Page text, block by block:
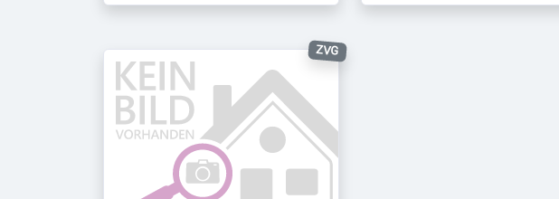
ZVG